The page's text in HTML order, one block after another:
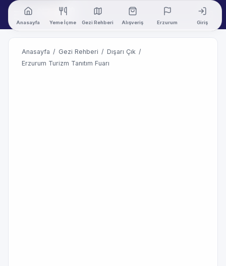
Anasayfa Yeme İçme Gezi Rehberi Alışveriş Erzurum Giriş
Anasayfa / Gezi Rehberi / Dışarı Çık /
Erzurum Turizm Tanıtım Fuarı